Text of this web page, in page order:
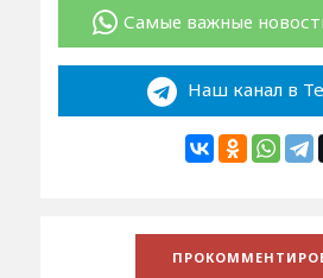
Самые важные
Наш канал в